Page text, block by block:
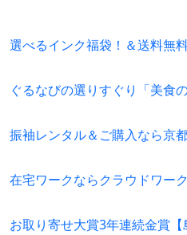
選べるインク福袋！＆送料無
ぐるなびの選りすぐり「美食
振袖レンタル＆ご購入なら京
在宅ワークならクラウドワー
お取り寄せ大賞3年連続金賞